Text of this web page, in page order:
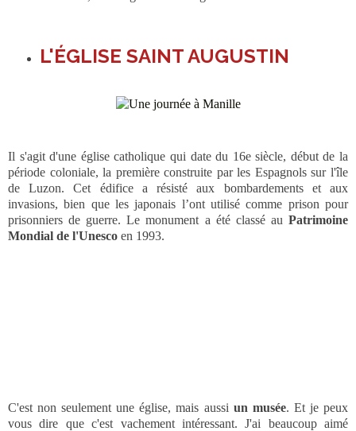
L'ÉGLISE SAINT AUGUSTIN
Il s'agit d'une église catholique qui date du 16e siècle, début de la
période coloniale, la première construite par les Espagnols sur l'île
de Luzon. Cet édifice a résisté aux bombardements et aux
invasions, bien que les japonais l’ont utilisé comme prison pour
prisonniers de guerre. Le monument a été classé au Patrimoine
Mondial de l'Unesco en 1993.
C'est non seulement une église, mais aussi un musée. Et je peux
vous dire que c'est vachement intéressant. J'ai beaucoup aimé